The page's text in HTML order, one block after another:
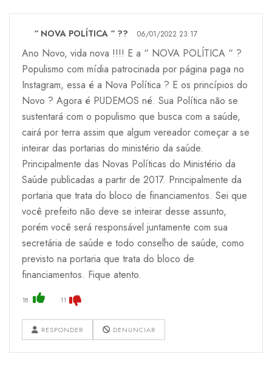
“ NOVA POLÍTICA “ ?? 06/01/2022 23:17
Ano Novo, vida nova !!!! E a “ NOVA POLÍTICA “ ?
Populismo com mídia patrocinada por página paga no
Instagram, essa é a Nova Política ? E os princípios do
Novo ? Agora é PUDEMOS né. Sua Política não se
sustentará com o populismo que busca com a saúde,
cairá por terra assim que algum vereador começar a se
inteirar das portarias do ministério da saúde.
Principalmente das Novas Políticas do Ministério da
Saúde publicadas a partir de 2017. Principalmente da
portaria que trata do bloco de financiamentos. Sei que
você prefeito não deve se inteirar desse assunto,
porém você será responsável juntamente com sua
secretária de saúde e todo conselho de saúde, como
previsto na portaria que trata do bloco de
financiamentos. Fique atento.
18 11
RESPONDER DENUNCIAR